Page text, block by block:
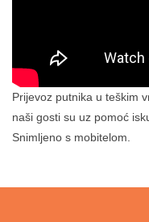
Prijevoz putnika u teškim
naši gosti su uz pomoć
Snimljeno s mobitelom.